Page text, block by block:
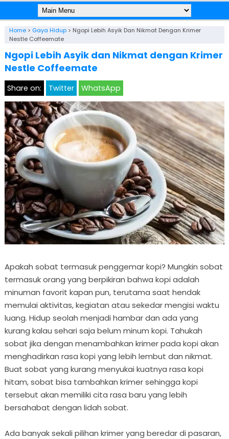
Home> Gaya Hidup> Ngopi Lebih Asyik Dan Nikmat Dengan Krimer
Nestle Coffeemate
Ngopi Lebih Asyik dan Nikmat dengan Krimer
Nestle Coffeemate
Share on: Twitter WhatsApp
Apakah sobat termasuk penggemar kopi? Mungkin sobat
termasuk orang yang berpikiran bahwa kopi adalah
minuman favorit kapan pun, terutama saat hendak
memulai aktivitas, kegiatan atau sekedar mengisi waktu
luang. Hidup seolah menjadi hambar dan ada yang
kurang kalau sehari saja belum minum kopi. Tahukah
sobat jika dengan menambahkan krimer pada kopi akan
menghadirkan rasa kopi yang lebih lembut dan nikmat.
Buat sobat yang kurang menyukai kuatnya rasa kopi
hitam, sobat bisa tambahkan krimer sehingga kopi
tersebut akan memiliki cita rasa baru yang lebih
bersahabat dengan lidah sobat.
Ada banyak sekali pilihan krimer yang beredar di pasaran,